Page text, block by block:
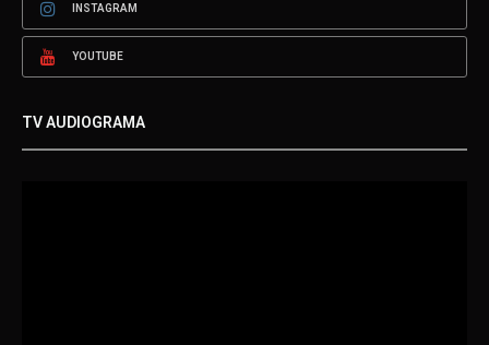
INSTAGRAM
YOUTUBE
TV AUDIOGRAMA